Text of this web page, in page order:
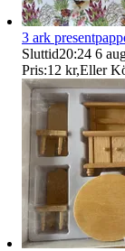
3 ark
Sluttid20:24 6
Pris:12 kr,Eller